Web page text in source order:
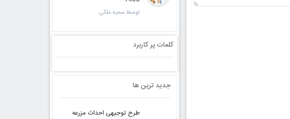
توسط سمیه ملکی
کلمات پر کاربرد
جدید ترین ها
طرح توجیهی احداث مزرعه